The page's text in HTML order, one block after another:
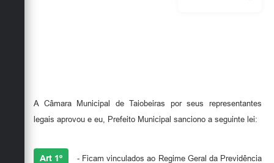
A Câmara Municipal de Taiobeiras por seus representantes
legais aprovou e eu, Prefeito Municipal sanciono a seguinte lei:
Art 1º - Ficam vinculados ao Regime Geral da Previdência